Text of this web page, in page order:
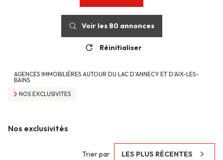
Voir les 80annonces
Réinitialiser
AGENCES IMMOBILIÈRES AUTOUR DU LAC D'ANNECY ET D'AIX-LES-
BAINS
NOS EXCLUSIVITES
Nos exclusivités
Trier par LES PLUS RÉCENTES